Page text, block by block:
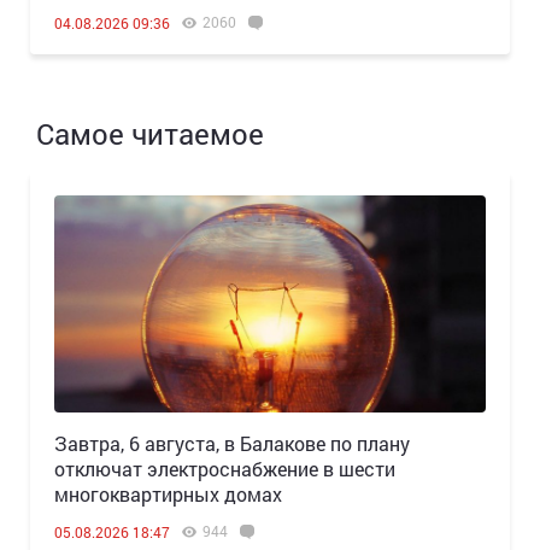
04.08.2026 09:36 2060
Самое читаемое
Завтра, 6 августа, в Балакове по плану
отключат электроснабжение в шести
многоквартирных домах
05.08.2026 18:47 944